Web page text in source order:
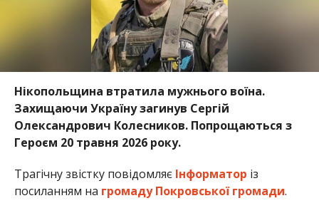
Сергій Колесников служив стрільцем батальйону
жаль, захисник загинув під час виконання
бойового завдання на Запорізькому напрямку.
Редакція Інформатора висловлює щирі співчуття
Раніше Інформатор повідомляв, щона фронті